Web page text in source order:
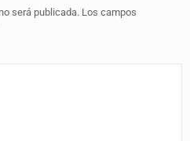
será publicada. Los campos